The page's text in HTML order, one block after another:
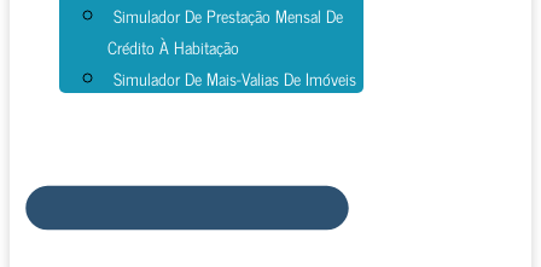
Simulador De Prestação Mensal De
Crédito À Habitação
Simulador De Mais-Valias De Imóveis